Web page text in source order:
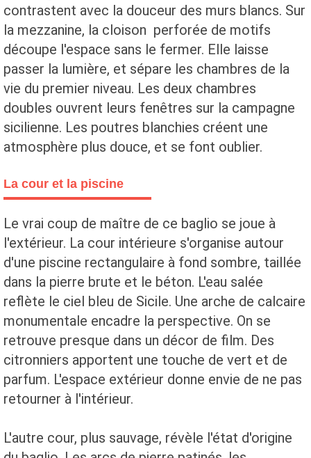
contrastent avec la douceur des murs blancs. Sur
la mezzanine, la cloison perforée de motifs
découpe l'espace sans le fermer. Elle laisse
passer la lumière, et sépare les chambres de la
vie du premier niveau. Les deux chambres
doubles ouvrent leurs fenêtres sur la campagne
sicilienne. Les poutres blanchies créent une
atmosphère plus douce, et se font oublier.
La cour et la piscine
Le vrai coup de maître de ce baglio se joue à
l'extérieur. La cour intérieure s'organise autour
d'une piscine rectangulaire à fond sombre, taillée
dans la pierre brute et le béton. L'eau salée
reflète le ciel bleu de Sicile. Une arche de calcaire
monumentale encadre la perspective. On se
retrouve presque dans un décor de film. Des
citronniers apportent une touche de vert et de
parfum. L'espace extérieur donne envie de ne pas
retourner à l'intérieur.
L'autre cour, plus sauvage, révèle l'état d'origine